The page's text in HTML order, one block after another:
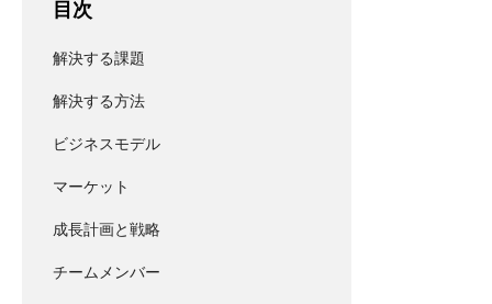
目次
解決する課題
解決する方法
ビジネスモデル
マーケット
成長計画と戦略
チームメンバー